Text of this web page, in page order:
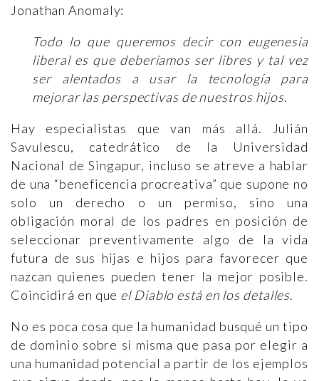
Jonathan Anomaly:
Todo lo que queremos decir con eugenesia
liberal es que deberíamos ser libres y tal vez
ser alentados a usar la tecnología para
mejorar las perspectivas de nuestros hijos.
Hay especialistas que van más allá. Julián
Savulescu, catedrático de la Universidad
Nacional de Singapur, incluso se atreve a hablar
de una “beneficencia procreativa” que supone no
solo un derecho o un permiso, sino una
obligación moral de los padres en posición de
seleccionar preventivamente algo de la vida
futura de sus hijas e hijos para favorecer que
nazcan quienes pueden tener la mejor posible.
Coincidirá en que el Diablo está en los detalles.
No es poca cosa que la humanidad busqué un tipo
de dominio sobre sí misma que pasa por elegir a
una humanidad potencial a partir de los ejemplos